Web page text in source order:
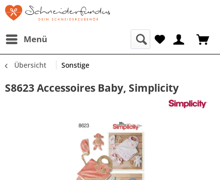
Menü
Übersicht Sonstige
S8623 Accessoires Baby, Simplicity